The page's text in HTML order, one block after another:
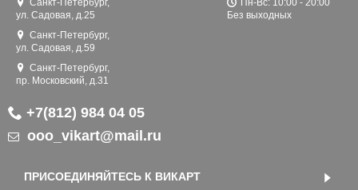
Санкт-Петербург,
ул. Садовая, д.25
Санкт-Петербург,
ул. Садовая, д.59
Санкт-Петербург,
пр. Московский, д.31
Пн-Вс: 10:00 - 20:00
Без выходных
+7(812) 984 04 05
ooo_vikart@mail.ru
ПРИСОЕДИНЯЙТЕСЬ К ВИКАРТ